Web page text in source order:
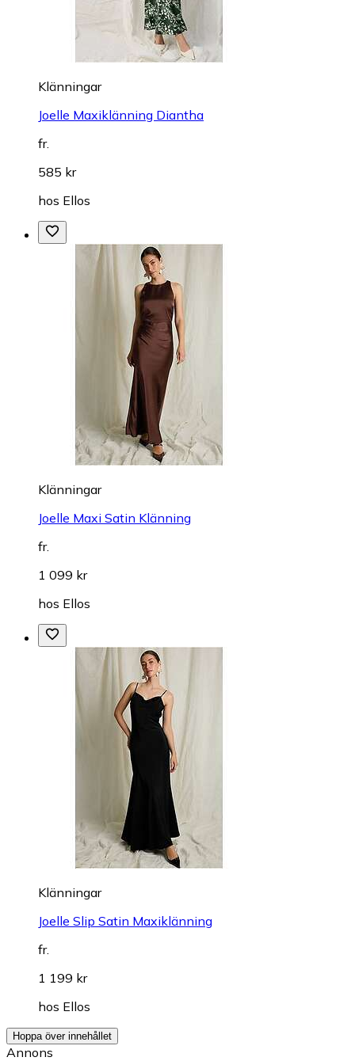
Klänningar
Joelle Maxiklänning Diantha
fr.
585 kr
hos Ellos
Klänningar
Joelle Maxi Satin Klänning
fr.
1 099 kr
hos Ellos
Klänningar
Joelle Slip Satin Maxiklänning
fr.
1 199 kr
hos Ellos
Hoppa över innehållet
Annons